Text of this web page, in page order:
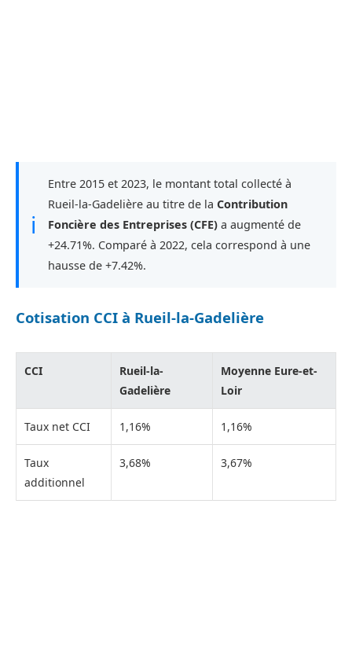
ℹ
Entre 2015 et 2023, le montant total collecté à
Rueil-la-Gadelière au titre de la Contribution
Foncière des Entreprises (CFE) a augmenté de
+24.71%. Comparé à 2022, cela correspond à une
hausse de +7.42%.
Cotisation CCI à Rueil-la-Gadelière
CCI
Rueil-la-
Gadelière
Moyenne Eure-et-
Loir
Taux net CCI 1,16% 1,16%
Taux
additionnel
3,68% 3,67%